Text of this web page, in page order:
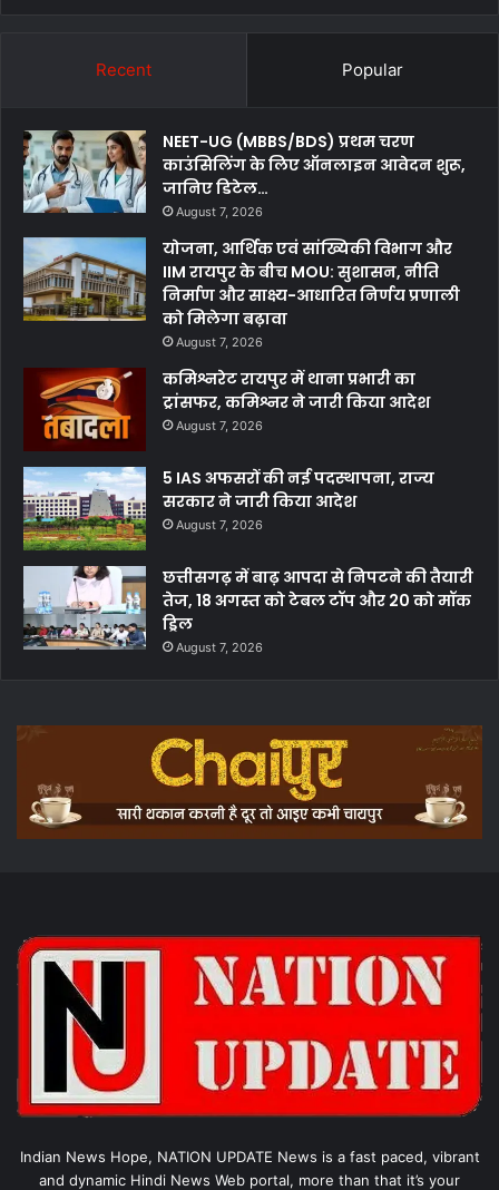
Recent Popular
NEET-UG (MBBS/BDS) प्रथम चरण
काउंसिलिंग के लिए ऑनलाइन आवेदन शुरू,
जानिए डिटेल…
August 7, 2026
योजना, आर्थिक एवं सांख्यिकी विभाग और
IIM रायपुर के बीच MOU: सुशासन, नीति
निर्माण और साक्ष्य-आधारित निर्णय प्रणाली
को मिलेगा बढ़ावा
August 7, 2026
कमिश्नरेट रायपुर में थाना प्रभारी का
ट्रांसफर, कमिश्नर ने जारी किया आदेश
August 7, 2026
5 IAS अफसरों की नई पदस्थापना, राज्य
सरकार ने जारी किया आदेश
August 7, 2026
छत्तीसगढ़ में बाढ़ आपदा से निपटने की तैयारी
तेज, 18 अगस्त को टेबल टॉप और 20 को मॉक
ड्रिल
August 7, 2026
Indian News Hope, NATION UPDATE News is a fast paced, vibrant
and dynamic Hindi News Web portal, more than that it’s your